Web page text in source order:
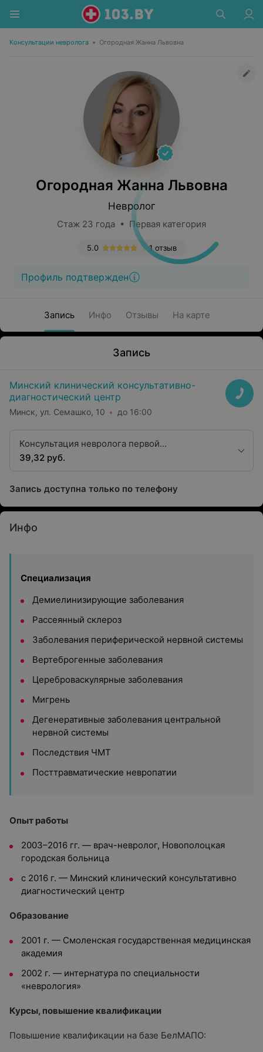
Консультации невролога • Огородная Жанна Львовна
Огородная Жанна Львовна
Невролог
Стаж 23 года • Первая категория
1 отзыв
5.0
Профиль подтвержден
Запись Инфо Отзывы На карте
Запись
Минский клинический консультативно-
диагностический центр
Минск, ул. Семашко, 10 до 16:00
Консультация невролога первой
квалификационной категории
39,32 руб.
Запись доступна только по телефону
Инфо
Специализация
Демиелинизирующие заболевания
Рассеянный склероз
Заболевания периферической нервной системы
Вертеброгенные заболевания
Цереброваскулярные заболевания
Мигрень
Дегенеративные заболевания центральной
нервной системы
Последствия ЧМТ
Посттравматические невропатии
Опыт работы
2003–2016 гг. — врач-невролог, Новополоцкая
городская больница
с 2016 г. — Минский клинический консультативно
диагностический центр
Образование
2001 г. — Смоленская государственная медицинская
академия
2002 г. — интернатура по специальности
«неврология»
Курсы, повышение квалификации
Повышение квалификации на базе БелМАПО: